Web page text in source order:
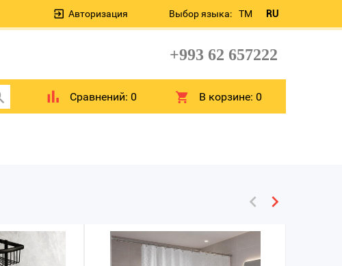
Выбор языка: TM RU
Авторизация
+993 62 657222
Сравнений: 0 В корзине:0